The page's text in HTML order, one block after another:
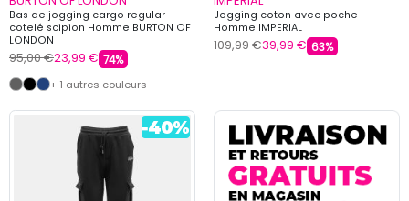
Bas de jogging cargo regular
cotelé scipion Homme BURTON OF
LONDON
95,00 €23,99 € 74%
+ 1 autres couleurs
Jogging coton avec poche
Homme IMPERIAL
109,99 €39,99 € 63%